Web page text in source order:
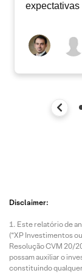
expectativas
Disclaimer:
Este relatório de
(“XP Investimentos
Resolução CVM 20/
possam auxiliar o
constituindo